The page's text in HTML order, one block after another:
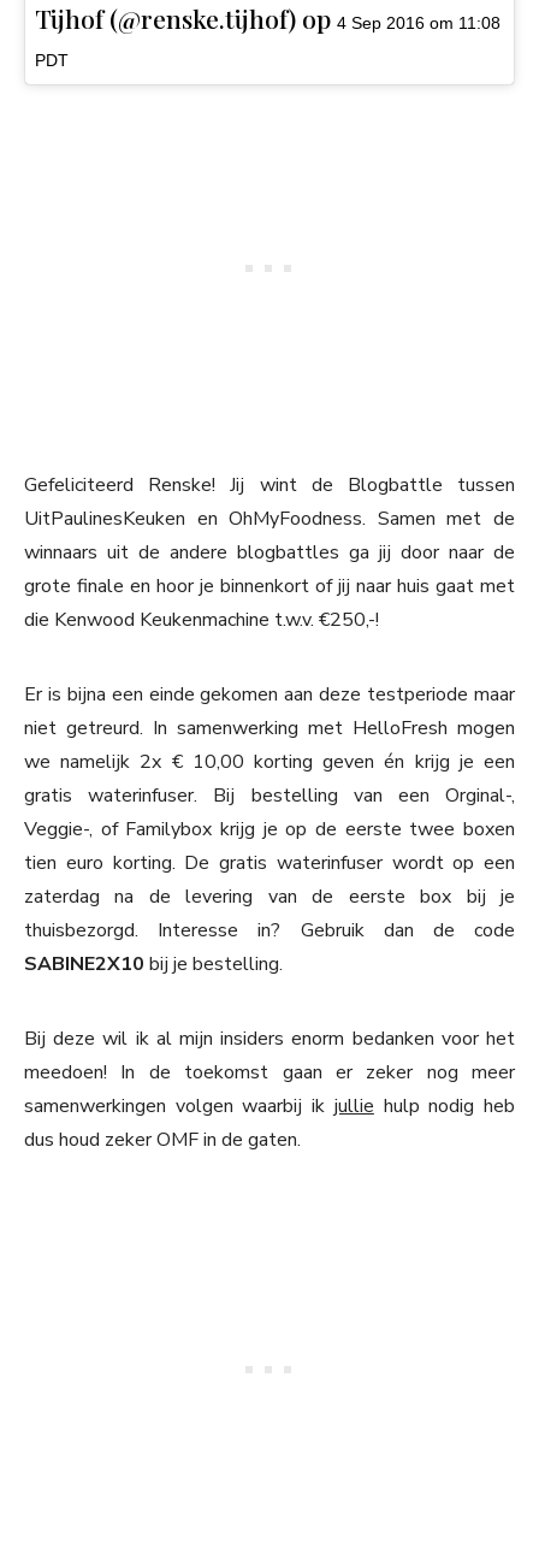
Tijhof (@renske.tijhof) op 4 Sep 2016 om 11:08
PDT
Gefeliciteerd Renske! Jij wint de Blogbattle tussen
UitPaulinesKeuken en OhMyFoodness. Samen met de
winnaars uit de andere blogbattles ga jij door naar de
grote finale en hoor je binnenkort of jij naar huis gaat met
die Kenwood Keukenmachine t.w.v. €250,-!
Er is bijna een einde gekomen aan deze testperiode maar
niet getreurd. In samenwerking met HelloFresh mogen
we namelijk 2x € 10,00 korting geven én krijg je een
gratis waterinfuser. Bij bestelling van een Orginal-,
Veggie-, of Familybox krijg je op de eerste twee boxen
tien euro korting. De gratis waterinfuser wordt op een
zaterdag na de levering van de eerste box bij je
thuisbezorgd. Interesse in? Gebruik dan de code
SABINE2X10 bij je bestelling.
Bij deze wil ik al mijn insiders enorm bedanken voor het
meedoen! In de toekomst gaan er zeker nog meer
samenwerkingen volgen waarbij ik julliehulp nodig heb
dus houd zeker OMF in de gaten.